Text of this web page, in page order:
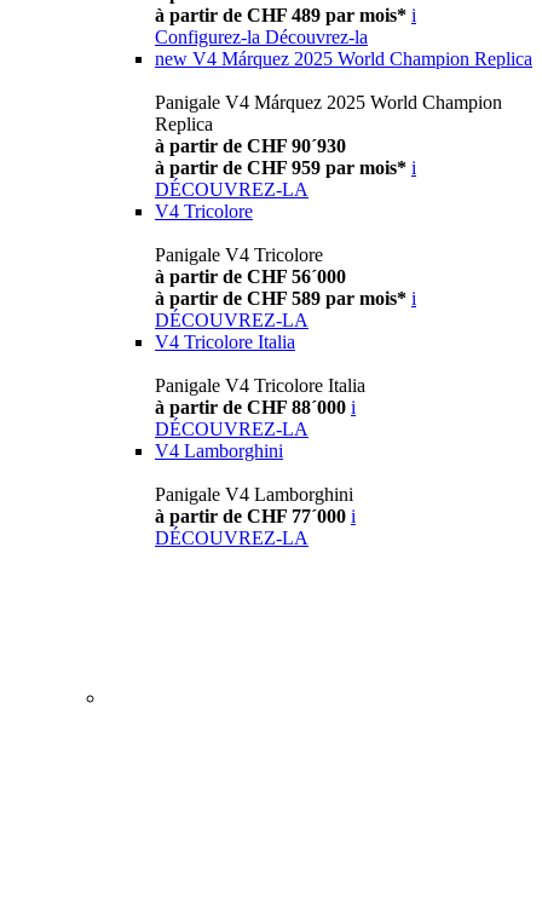
à partir de CHF 489 par mois* i
Configurez-la Découvrez-la
new V4 Márquez 2025 World Champion Replica
Panigale V4 Márquez 2025 World Champion
Replica
à partir de CHF 90´930
à partir de CHF 959 par mois* i
DÉCOUVREZ-LA
V4 Tricolore
Panigale V4 Tricolore
à partir de CHF 56´000
à partir de CHF 589 par mois* i
DÉCOUVREZ-LA
V4 Tricolore Italia
Panigale V4 Tricolore Italia
à partir de CHF 88´000 i
DÉCOUVREZ-LA
V4 Lamborghini
Panigale V4 Lamborghini
à partir de CHF 77´000 i
DÉCOUVREZ-LA